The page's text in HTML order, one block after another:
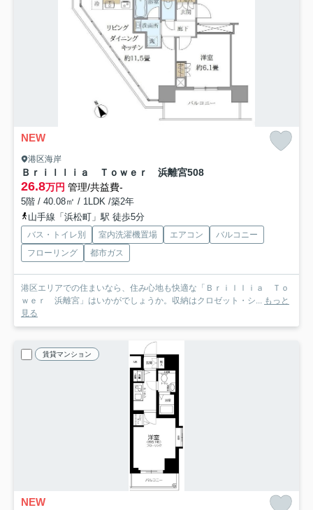
NEW
港区海岸
Ｂｒｉｌｌｉａ Ｔｏｗｅｒ 浜離宮508
26.8万円 管理/共益費-
5階 / 40.08㎡ / 1LDK /築2年
山手線「浜松町」駅 徒歩5分
バス・トイレ別 室内洗濯機置場 エアコン
バルコニー
フローリング
都市ガス
港区エリアでの住まいなら、住み心地も快適な「Ｂｒｉｌｌｉａ Ｔｏ
ｗｅｒ 浜離宮」はいかがでしょうか。収納はクロゼット・シ...
もっと
見る
賃貸マンション
NEW